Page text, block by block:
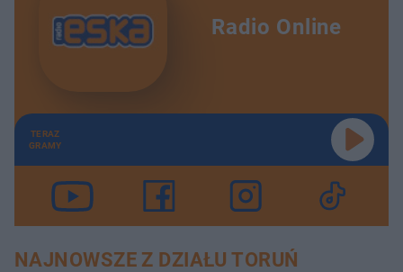
Radio Online
TERAZ
GRAMY
NAJNOWSZE Z DZIAŁU TORUŃ